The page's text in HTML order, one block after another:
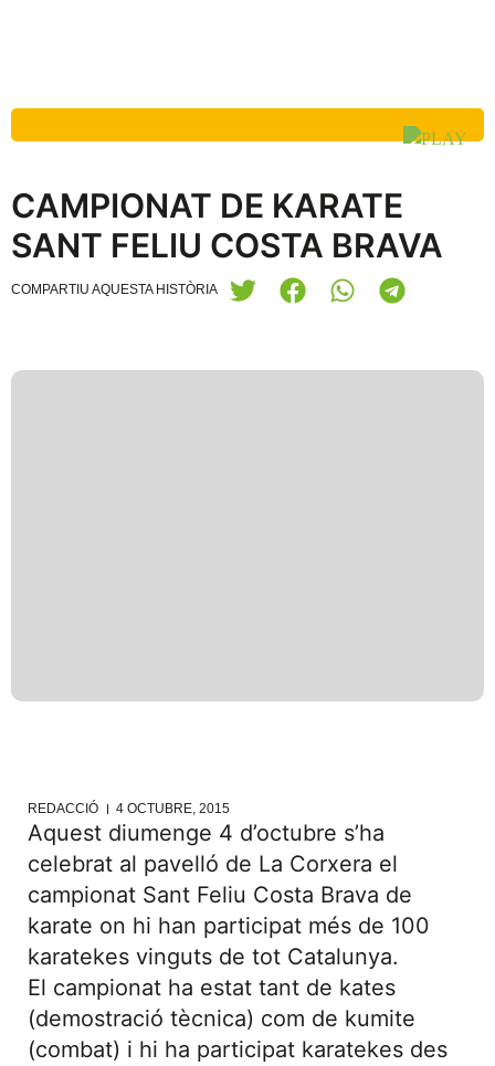
CAMPIONAT DE KARATE
SANT FELIU COSTA BRAVA
COMPARTIU AQUESTA HISTÒRIA
REDACCIÓ 4 OCTUBRE, 2015
Aquest diumenge 4 d’octubre s’ha
celebrat al pavelló de La Corxera el
campionat Sant Feliu Costa Brava de
karate on hi han participat més de 100
karatekes vinguts de tot Catalunya.
El campionat ha estat tant de kates
(demostració tècnica) com de kumite
(combat) i hi ha participat karatekes des